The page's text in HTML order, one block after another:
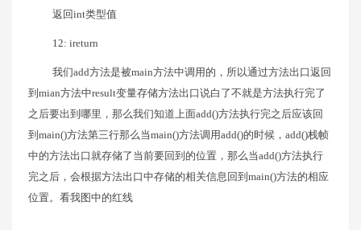
返回int类型值
12: ireturn
我们add方法是被main方法中调用的，所以通过方法出口返回
到mian方法中result变量存储方法出口说白了不就是方法执行完了
之后要出到哪里，那么我们知道上面add()方法执行完之后应该回
到main()方法第三行那么当main()方法调用add()的时候，add()栈帧
中的方法出口就存储了当前要回到的位置，那么当add()方法执行
完之后，会根据方法出口中存储的相关信息回到main()方法的相应
位置。看我图中的红线